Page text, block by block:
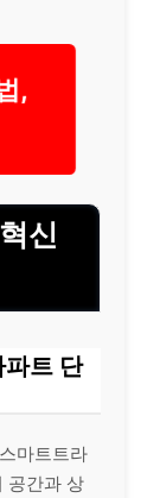
,
신
파트 단
마트트라
공간과 상